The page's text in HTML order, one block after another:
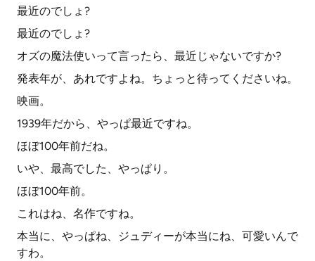
最近のでしょ?
最近のでしょ?
オズの魔法使いって言ったら、最近じゃないですか?
発表年が、あれですよね。ちょっと待ってくださいね。
映画。
1939年だから、やっぱ最近ですね。
ほぼ100年前だね。
いや、最高でした、やっぱり。
ほぼ100年前。
これはね、名作ですね。
本当に、やっぱね、ジュディーが本当にね、可愛いんで
すわ。